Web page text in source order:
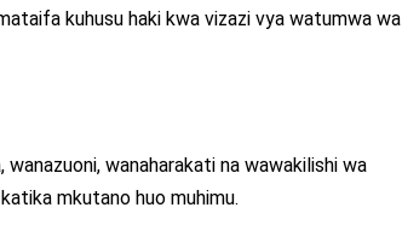
kuhusu haki kwa vizazi vya watumwa wa
wanaharakati na wawakilishi wa
mkutano huo muhimu.